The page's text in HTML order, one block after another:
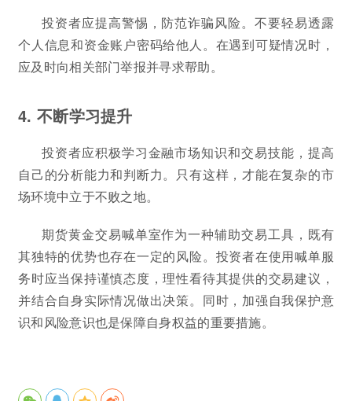
投资者应提高警惕，防范诈骗风险。不要轻易透露
个人信息和资金账户密码给他人。在遇到可疑情况时，
应及时向相关部门举报并寻求帮助。
4. 不断学习提升
投资者应积极学习金融市场知识和交易技能，提高
自己的分析能力和判断力。只有这样，才能在复杂的市
场环境中立于不败之地。
期货黄金交易喊单室作为一种辅助交易工具，既有
其独特的优势也存在一定的风险。投资者在使用喊单服
务时应当保持谨慎态度，理性看待其提供的交易建议，
并结合自身实际情况做出决策。同时，加强自我保护意
识和风险意识也是保障自身权益的重要措施。